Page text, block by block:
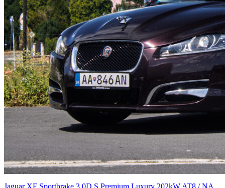
Jaguar XF Sportbrake 3.0D S Premium Luxury 202kW AT8 / NA